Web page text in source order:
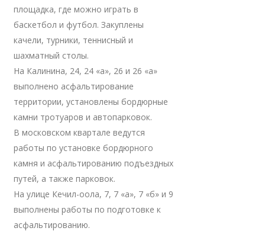
площадка, где можно играть в
баскетбол и футбол. Закуплены
качели, турники, теннисный и
шахматный столы.
На Калинина, 24, 24 «а», 26 и 26 «а»
выполнено асфальтирование
территории, установлены бордюрные
камни тротуаров и автопарковок.
В московском квартале ведутся
работы по установке бордюрного
камня и асфальтированию подъездных
путей, а также парковок.
На улице Кечил-оола, 7, 7 «а», 7 «б» и 9
выполнены работы по подготовке к
асфальтированию.